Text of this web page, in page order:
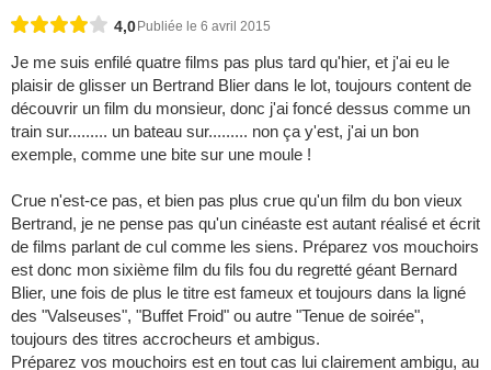
4,0 Publiée le 6 avril 2015
Je me suis enfilé quatre films pas plus tard qu'hier, et j'ai eu le
plaisir de glisser un Bertrand Blier dans le lot, toujours content de
découvrir un film du monsieur, donc j'ai foncé dessus comme un
train sur......... un bateau sur......... non ça y'est, j'ai un bon
exemple, comme une bite sur une moule !
Crue n'est-ce pas, et bien pas plus crue qu'un film du bon vieux
Bertrand, je ne pense pas qu'un cinéaste est autant réalisé et écrit
de films parlant de cul comme les siens. Préparez vos mouchoirs
est donc mon sixième film du fils fou du regretté géant Bernard
Blier, une fois de plus le titre est fameux et toujours dans la ligné
des "Valseuses", "Buffet Froid" ou autre "Tenue de soirée",
toujours des titres accrocheurs et ambigus.
Préparez vos mouchoirs est en tout cas lui clairement ambigu, au